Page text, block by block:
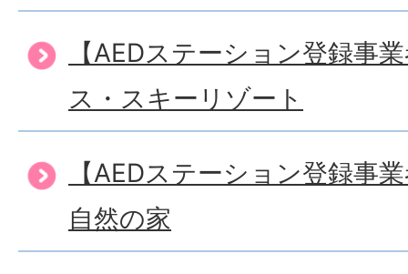
【AEDステーション登録事
ス・スキーリゾート
【AEDステーション登録事
自然の家